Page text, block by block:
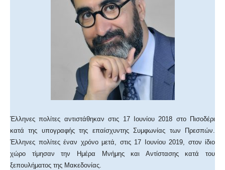
Έλληνες πολίτες αντιστάθηκαν στις 17 Ιουνίου 2018 στο Πισοδέρι
κατά της υπογραφής της επαίσχυντης Συμφωνίας των Πρεσπών.
Έλληνες πολίτες έναν χρόνο μετά, στις 17 Ιουνίου 2019, στον ίδιο
χώρο τίμησαν την Ημέρα Μνήμης και Αντίστασης κατά του
ξεπουλήματος της Μακεδονίας.